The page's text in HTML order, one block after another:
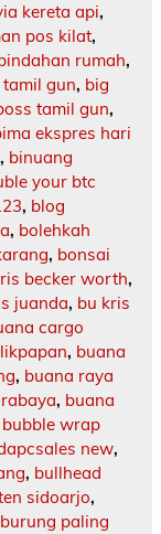
kereta api,
pos kilat,
rumah,
gun, big
tamil gun,
ekspres hari
, binuang
your btc
, blog
, bolehkah
, bonsai
becker worth,
juanda, bu kris
cargo
, buana
, buana raya
, buana
bubble wrap
new,
, bullhead
sidoarjo,
burung paling